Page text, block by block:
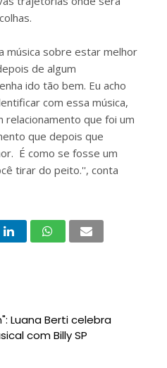
música sobre estar melhor
de algum
ido tão bem. Eu acho
com essa música,
que foi um
que depois que
É como se fosse um
tirar do peito.'', conta
Luana Berti celebra
com Billy SP